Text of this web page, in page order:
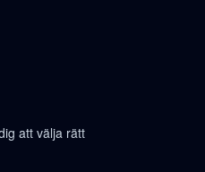
att välja rätt